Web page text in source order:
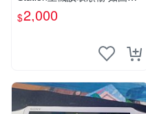
部 ! 外觀完整乾淨
$2,000